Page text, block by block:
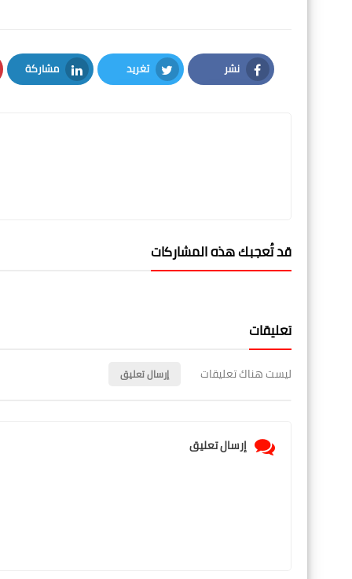
نشر
Facebook
تغريد
Twitter
مشاركة
LinkedIn
قد تُعجبك هذه المشاركات
تعليقات
ليست هناك تعليقات إرسال تعليق
إرسال تعليق